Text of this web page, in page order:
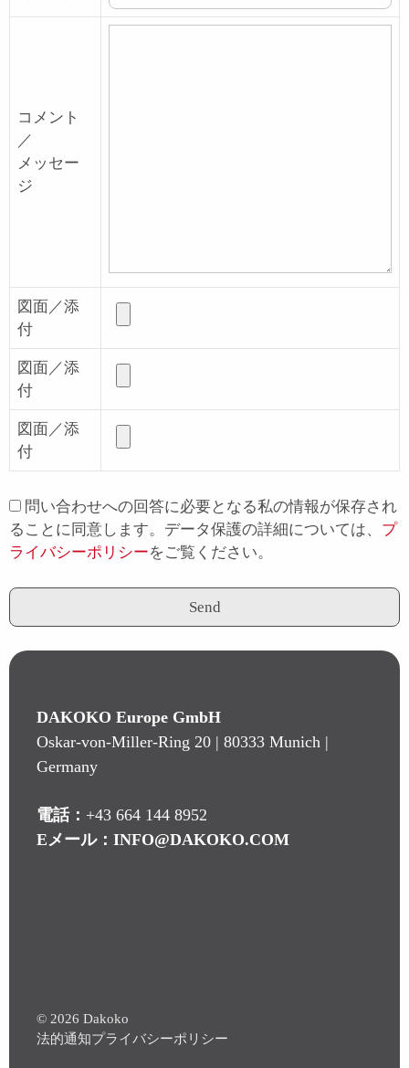
コメント
／
メッセー
ジ
図面／添
付
図面／添
付
図面／添
付
問い合わせへの回答に必要となる私の情報が保存され
ることに同意します。データ保護の詳細については、 プ
ライバシーポリシーをご覧ください。
DAKOKO Europe GmbH
Oskar-von-Miller-Ring 20 | 80333 Munich |
Germany
電話： +43 664 144 8952
Eメール： INFO@DAKOKO.COM
© 2026 Dakoko
法的通知プライバシーポリシー